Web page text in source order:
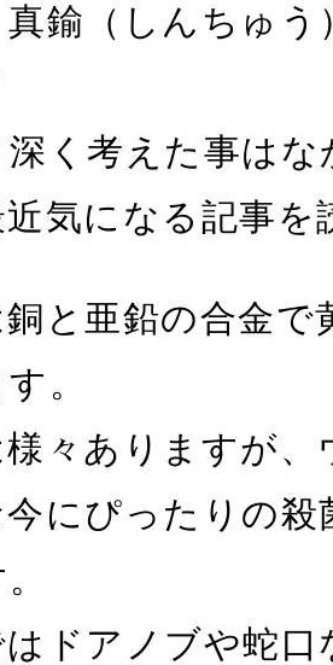
真鍮（しんちゅ
深く考えた事は
気になる記事を
と亜鉛の合金で
。
々ありますが、
にぴったりの殺
ドアノブや蛇